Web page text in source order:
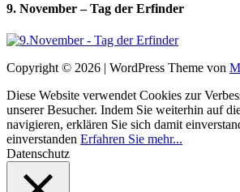
9. November – Tag der Erfinder
Copyright © 2026 | WordPress Theme von
Diese Website verwendet Cookies zur
unserer Besucher. Indem Sie weiterhin auf
navigieren, erklären Sie sich damit
einverstanden Erfahren Sie mehr...
Datenschutz